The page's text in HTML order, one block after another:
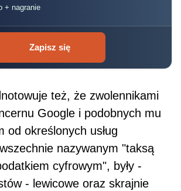
+ nagranie
Zapisz się
też, że zwolennikami
Google i podobnych mu
od określonych usług
nazywanym "taksą
cyfrowym", były -
- lewicowe oraz skrajnie